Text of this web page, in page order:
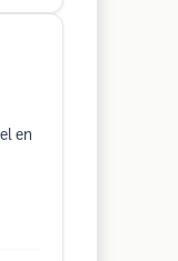
en